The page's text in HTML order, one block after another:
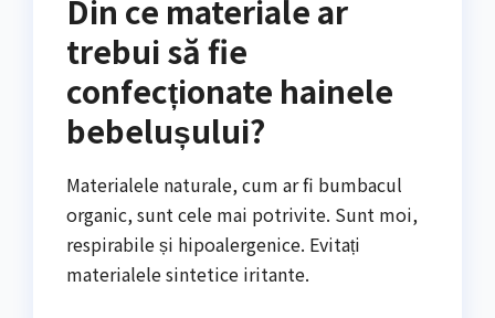
Din ce materiale ar
trebui să fie
confecționate hainele
bebelușului?
Materialele naturale, cum ar fi bumbacul
organic, sunt cele mai potrivite. Sunt moi,
respirabile și hipoalergenice. Evitați
materialele sintetice iritante.